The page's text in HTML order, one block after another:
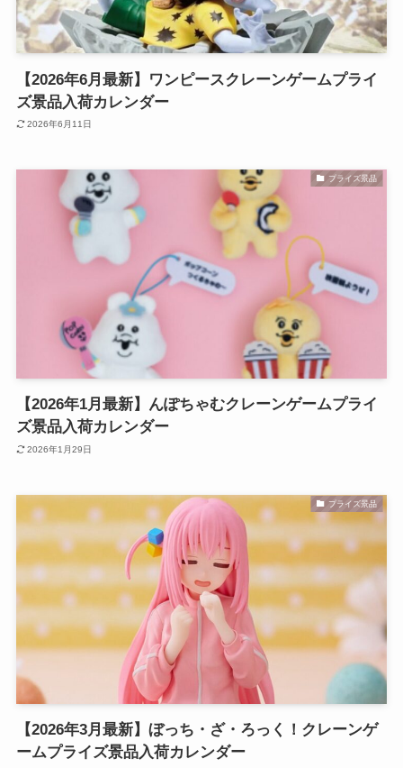
【2026年6月最新】ワンピースクレーンゲームプライ
ズ景品入荷カレンダー
2026年6月11日
プライズ景品
【2026年1月最新】んぽちゃむクレーンゲームプライ
ズ景品入荷カレンダー
2026年1月29日
プライズ景品
【2026年3月最新】ぼっち・ざ・ろっく！クレーンゲ
ームプライズ景品入荷カレンダー